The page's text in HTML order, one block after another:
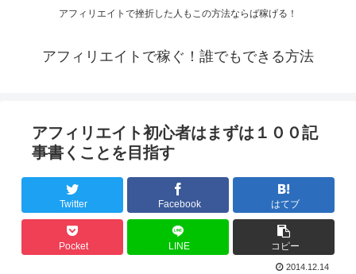
アフィリエイトで挫折した人もこの方法ならば稼げる！
アフィリエイトで稼ぐ！誰でもできる方法
アフィリエイト初心者はまずは１００記
事書くことを目指す
Twitter Facebook はてブ
Pocket LINE コピー
2014.12.14